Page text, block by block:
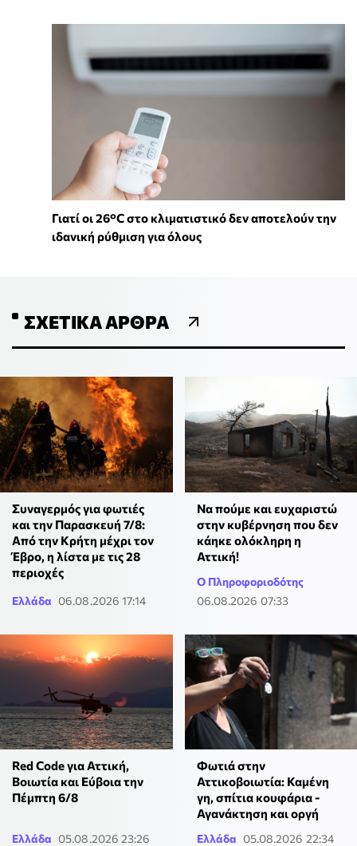
Γιατί οι 26°C στο κλιματιστικό δεν αποτελούν την
ιδανική ρύθμιση για όλους
ΣΧΕΤΙΚΆ ΆΡΘΡΑ
Συναγερμός για φωτιές
και την Παρασκευή 7/8:
Από την Κρήτη μέχρι τον
Έβρο, η λίστα με τις 28
περιοχές
Ελλάδα 06.08.2026 17:14
Να πούμε και ευχαριστώ
στην κυβέρνηση που δεν
κάηκε ολόκληρη η
Αττική!
Ο Πληροφοριοδότης
06.08.2026 07:33
Red Code για Αττική,
Βοιωτία και Εύβοια την
Πέμπτη 6/8
Ελλάδα 05.08.2026 23:26
Φωτιά στην
Αττικοβοιωτία: Καμένη
γη, σπίτια κουφάρια -
Αγανάκτηση και οργή
Ελλάδα 05.08.2026 22:34